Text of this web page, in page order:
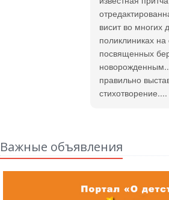
висит во многих
поликлиниках на
посвященных
правильно
стихотворение....
Важные объявления